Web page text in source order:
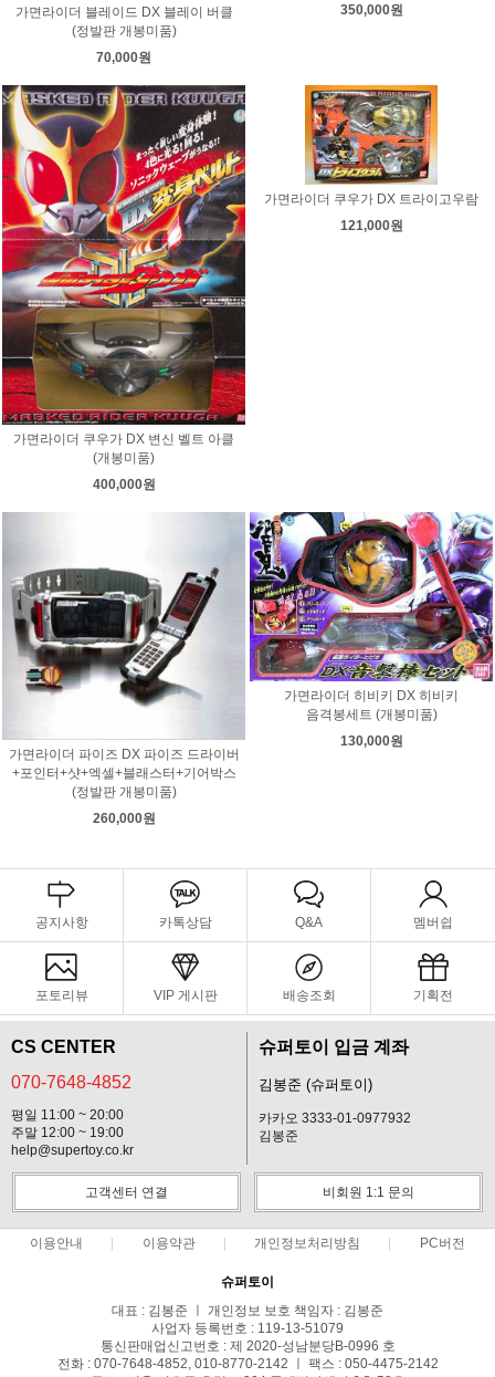
가면라이더 블레이드 DX 블레이 버클
(정발판 개봉미품)
70,000원
350,000원
가면라이더 쿠우가 DX 변신 벨트 아클
(개봉미품)
400,000원
가면라이더 쿠우가 DX 트라이고우람
121,000원
가면라이더 파이즈 DX 파이즈 드라이버
+포인터+샷+엑셀+블래스터+기어박스
(정발판 개봉미품)
260,000원
가면라이더 히비키 DX 히비키
음격봉세트 (개봉미품)
130,000원
공지사항 카톡상담 Q&A 멤버쉽
포토리뷰 VIP 게시판 배송조회 기획전
CS CENTER
070-7648-4852
평일 11:00 ~ 20:00
주말 12:00 ~ 19:00
help@supertoy.co.kr
슈퍼토이 입금 계좌
김봉준 (슈퍼토이)
카카오 3333-01-0977932
김봉준
고객센터 연결 비회원 1:1 문의
이용안내 이용약관 개인정보처리방침 PC버전
슈퍼토이
대표 : 김봉준 ㅣ 개인정보 보호 책임자 : 김봉준
사업자 등록번호 : 119-13-51079
통신판매업신고번호 : 제 2020-성남분당B-0996 호
전화 : 070-7648-4852, 010-8770-2142 ㅣ 팩스 : 050-4475-2142